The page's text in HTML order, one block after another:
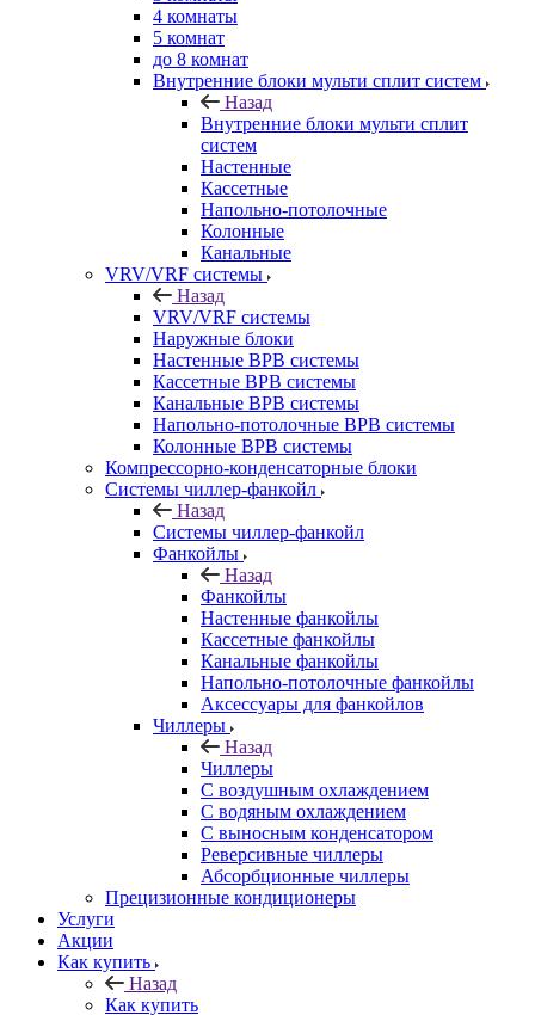
4 комнаты
5 комнат
до 8 комнат
Внутренние блоки мульти сплит систем
Назад
Внутренние блоки мульти сплит
систем
Настенные
Кассетные
Напольно-потолочные
Колонные
Канальные
VRV/VRF системы
Назад
VRV/VRF системы
Наружные блоки
Настенные ВРВ системы
Кассетные ВРВ системы
Канальные ВРВ системы
Напольно-потолочные ВРВ системы
Колонные ВРВ системы
Компрессорно-конденсаторные блоки
Системы чиллер-фанкойл
Назад
Системы чиллер-фанкойл
Фанкойлы
Назад
Фанкойлы
Настенные фанкойлы
Кассетные фанкойлы
Канальные фанкойлы
Напольно-потолочные фанкойлы
Аксессуары для фанкойлов
Чиллеры
Назад
Чиллеры
С воздушным охлаждением
С водяным охлаждением
С выносным конденсатором
Реверсивные чиллеры
Абсорбционные чиллеры
Прецизионные кондиционеры
Услуги
Акции
Как купить
Назад
Как купить